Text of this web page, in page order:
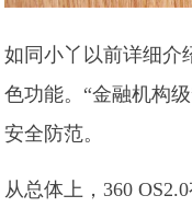
如同小丫以前详细介
色功能。“金融机构
安全防范。
从总体上，360